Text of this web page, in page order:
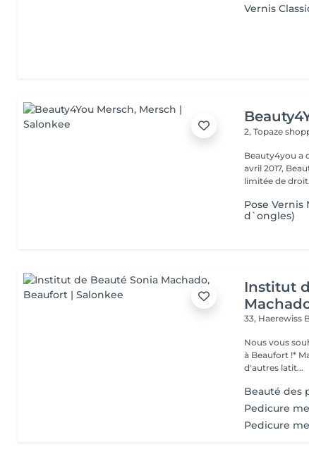
Vernis
2, Topaze
Beauty4you a
avril 2017,
limitée de
Pose Vernis
d`ongles)
Institut
33, Haerewiss
Nous vous
à Beaufort !* Marquer une pause beauté et bien-être, partir sous
d'autres latit...
Beauté des
Pedicure
Pedicure